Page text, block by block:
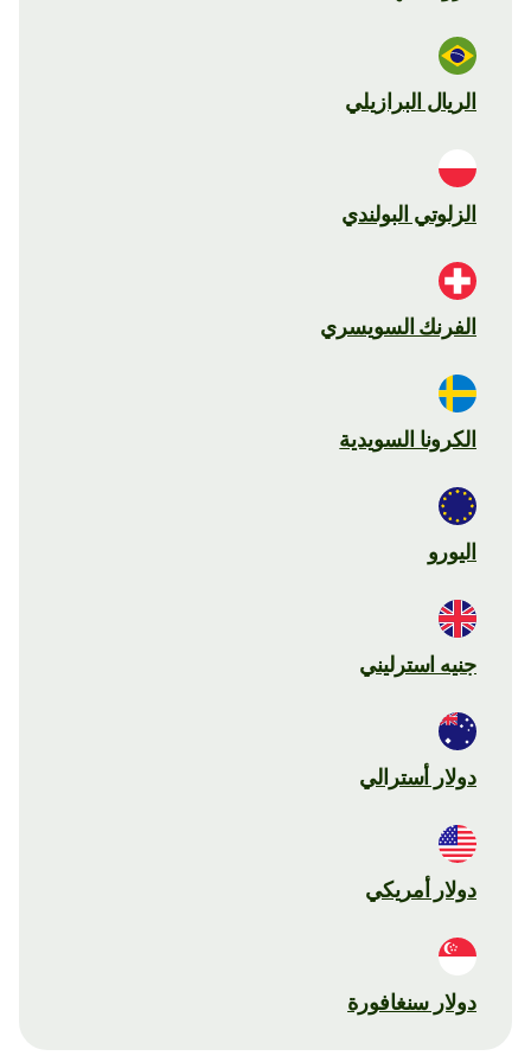
الريال البرازيلي
الزلوتي البولندي
الفرنك السويسري
الكرونا السويدية
اليورو
جنيه استرليني
دولار أسترالي
دولار أمريكي
دولار سنغافورة